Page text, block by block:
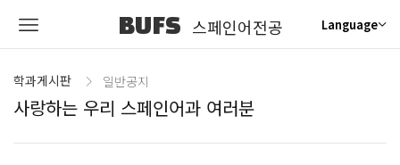
BUFS 스페인어전공 Language
학과게시판 일반공지
사랑하는 우리 스페인어과 여러분